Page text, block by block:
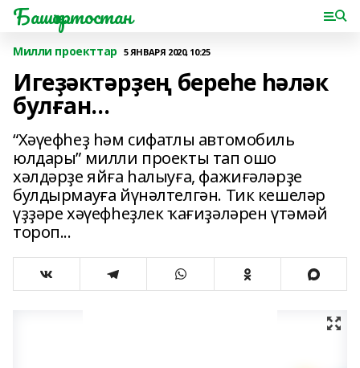
Башҡортостан
Милли проекттар 5 ЯНВАРЯ 2020, 10:25
Игеҙәктәрҙең береһе һәләк
булған...
“Хәүефһеҙ һәм сифатлы автомобиль
юлдары” милли проекты тап ошо
хәлдәрҙе яйға һалыуға, фажиғәләрҙе
булдырмауға йүнәлтелгән. Тик кешеләр
үҙҙәре хәүефһеҙлек ҡағиҙәләрен үтәмәй
тороп...